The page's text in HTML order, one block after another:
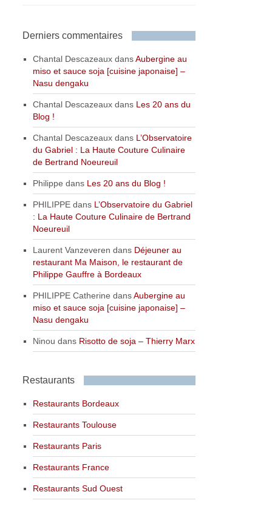
Derniers commentaires
Chantal Descazeaux dansAubergine au
miso et sauce soja [cuisine japonaise] –
Nasu dengaku
Chantal Descazeaux dans Les 20 ans du
Blog !
Chantal Descazeaux dans L’Observatoire
du Gabriel : La Haute Couture Culinaire
de Bertrand Noeureuil
Philippe dans Les 20 ans du Blog !
PHILIPPE dans L’Observatoire du Gabriel
: La Haute Couture Culinaire de Bertrand
Noeureuil
Laurent Vanzeveren dans Déjeuner au
restaurant Ma Maison, le restaurant de
Philippe Gauffre à Bordeaux
PHILIPPE Catherine dansAubergine au
miso et sauce soja [cuisine japonaise] –
Nasu dengaku
Ninou dans Risotto de soja – Thierry Marx
Restaurants
Restaurants Bordeaux
Restaurants Toulouse
Restaurants Paris
Restaurants France
Restaurants Sud Ouest